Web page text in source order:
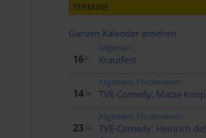
TERMINE
Ganzen Kalender ansehen
16 Fr.
Allgemein
Krautfest
14 Sa.
Allgemein, Förderverein
TVE-Comedy: Matze Knop
23 Sa.
Allgemein, Förderverein
TVE-Comedy: Heinrich del